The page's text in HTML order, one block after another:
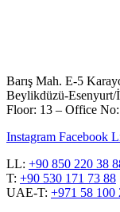
Barış Mah. E-5
Beylikdüzü-Esenyurt/
Floor: 13 – Office
Instagram Facebook
LL: +90 850 220 38
T: +90 530 171 73 88
UAE-T: +971 58 100